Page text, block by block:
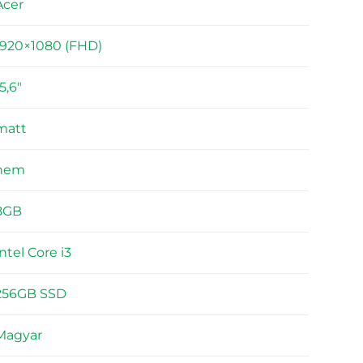
(FHD)
Core i3
SSD